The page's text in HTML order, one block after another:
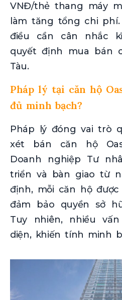
VNĐ/thẻ thang máy
làm tăng tổng chi
điều cần cân nhắc
quyết định mua bán
Tàu.
Pháp lý tại căn hộ
đủ minh bạch?
Pháp lý đóng vai trò
xét bán căn hộ
Doanh nghiệp Tư
triển và bàn giao từ
định, mỗi căn hộ
đảm bảo quyền sở
Tuy nhiên, nhiều
diện, khiến tính minh